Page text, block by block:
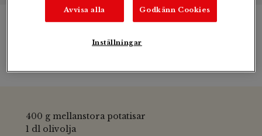
Ingredienser & tillagning
400 g mellanstora potatisar
1 dl olivolja
Avvisa alla Godkänn Cookies
Inställningar